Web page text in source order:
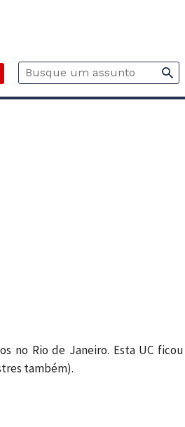
no Rio de Janeiro. Esta UC
também).